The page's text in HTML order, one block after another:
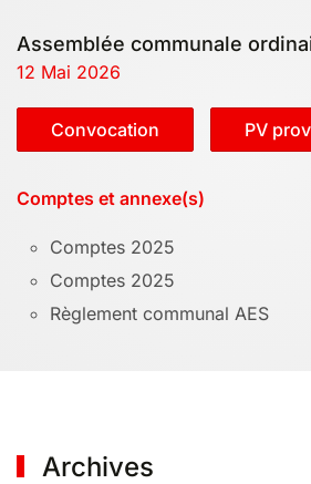
Assemblée communale
12 Mai 2026
Convocation PV
Comptes et annexe(s)
Comptes 2025
Comptes 2025
Règlement communal AES
Archives